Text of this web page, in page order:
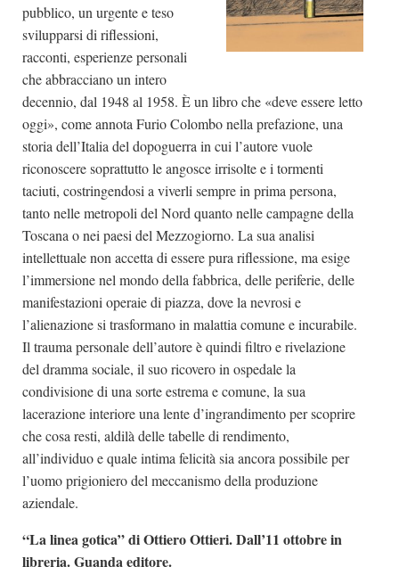
pubblico, un urgente e teso
svilupparsi di riflessioni,
racconti, esperienze personali
che abbracciano un intero
decennio, dal 1948 al 1958. È un libro che «deve essere letto
oggi», come annota Furio Colombo nella prefazione, una
storia dell’Italia del dopoguerra in cui l’autore vuole
riconoscere soprattutto le angosce irrisolte e i tormenti
taciuti, costringendosi a viverli sempre in prima persona,
tanto nelle metropoli del Nord quanto nelle campagne della
Toscana o nei paesi del Mezzogiorno. La sua analisi
intellettuale non accetta di essere pura riflessione, ma esige
l’immersione nel mondo della fabbrica, delle periferie, delle
manifestazioni operaie di piazza, dove la nevrosi e
l’alienazione si trasformano in malattia comune e incurabile.
Il trauma personale dell’autore è quindi filtro e rivelazione
del dramma sociale, il suo ricovero in ospedale la
condivisione di una sorte estrema e comune, la sua
lacerazione interiore una lente d’ingrandimento per scoprire
che cosa resti, aldilà delle tabelle di rendimento,
all’individuo e quale intima felicità sia ancora possibile per
l’uomo prigioniero del meccanismo della produzione
aziendale.
“La linea gotica” di Ottiero Ottieri. Dall’11 ottobre in
libreria. Guanda editore.